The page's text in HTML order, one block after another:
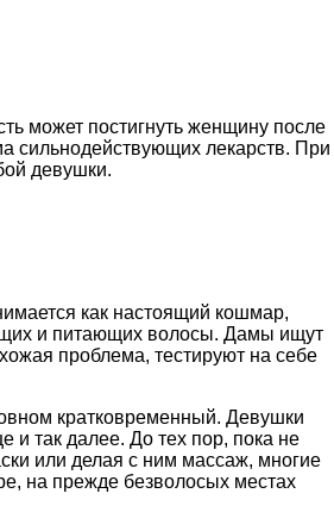
может постигнуть женщину после
сильнодействующих лекарств. При
девушки.
как настоящий кошмар,
и питающих волосы. Дамы ищут
проблема, тестируют на себе
кратковременный. Девушки
и так далее. До тех пор, пока не
или делая с ним массаж, многие
на прежде безволосых местах